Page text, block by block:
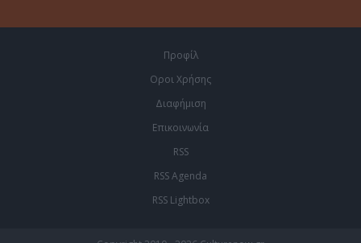
Προφίλ
Οροι Χρήσης
Διαφήμιση
Επικοινωνία
RSS
RSS Agenda
RSS Lightbox